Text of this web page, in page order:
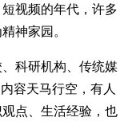
视频的年代，许多
神家园。
科研机构、传统媒
容天马行空，有人
点、生活经验，也